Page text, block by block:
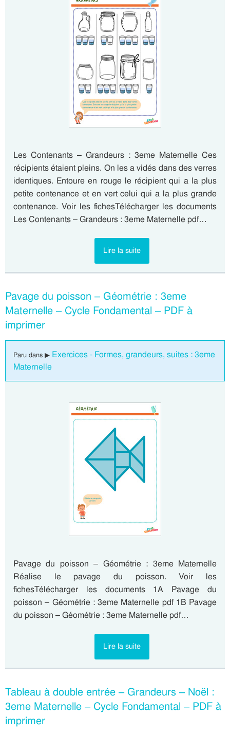
Les Contenants – Grandeurs : 3eme Maternelle Ces
récipients étaient pleins. On les a vidés dans des verres
identiques. Entoure en rouge le récipient qui a la plus
petite contenance et en vert celui qui a la plus grande
contenance. Voir les fichesTélécharger les documents
Les Contenants – Grandeurs : 3eme Maternelle pdf…
Lire la suite
Pavage du poisson – Géométrie : 3eme
Maternelle – Cycle Fondamental – PDF à
imprimer
Paru dans ▶ Exercices - Formes, grandeurs, suites : 3eme
Maternelle
Pavage du poisson – Géométrie : 3eme Maternelle
Réalise le pavage du poisson. Voir les
fichesTélécharger les documents 1A Pavage du
poisson – Géométrie : 3eme Maternelle pdf 1B Pavage
du poisson – Géométrie : 3eme Maternelle pdf…
Lire la suite
Tableau à double entrée – Grandeurs – Noël :
3eme Maternelle – Cycle Fondamental – PDF à
imprimer